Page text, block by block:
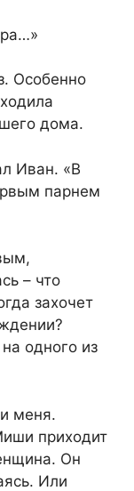
Особенно
дома.
Иван. «В
парнем
– что
захочет
одного из
меня.
приходит
Он
Или